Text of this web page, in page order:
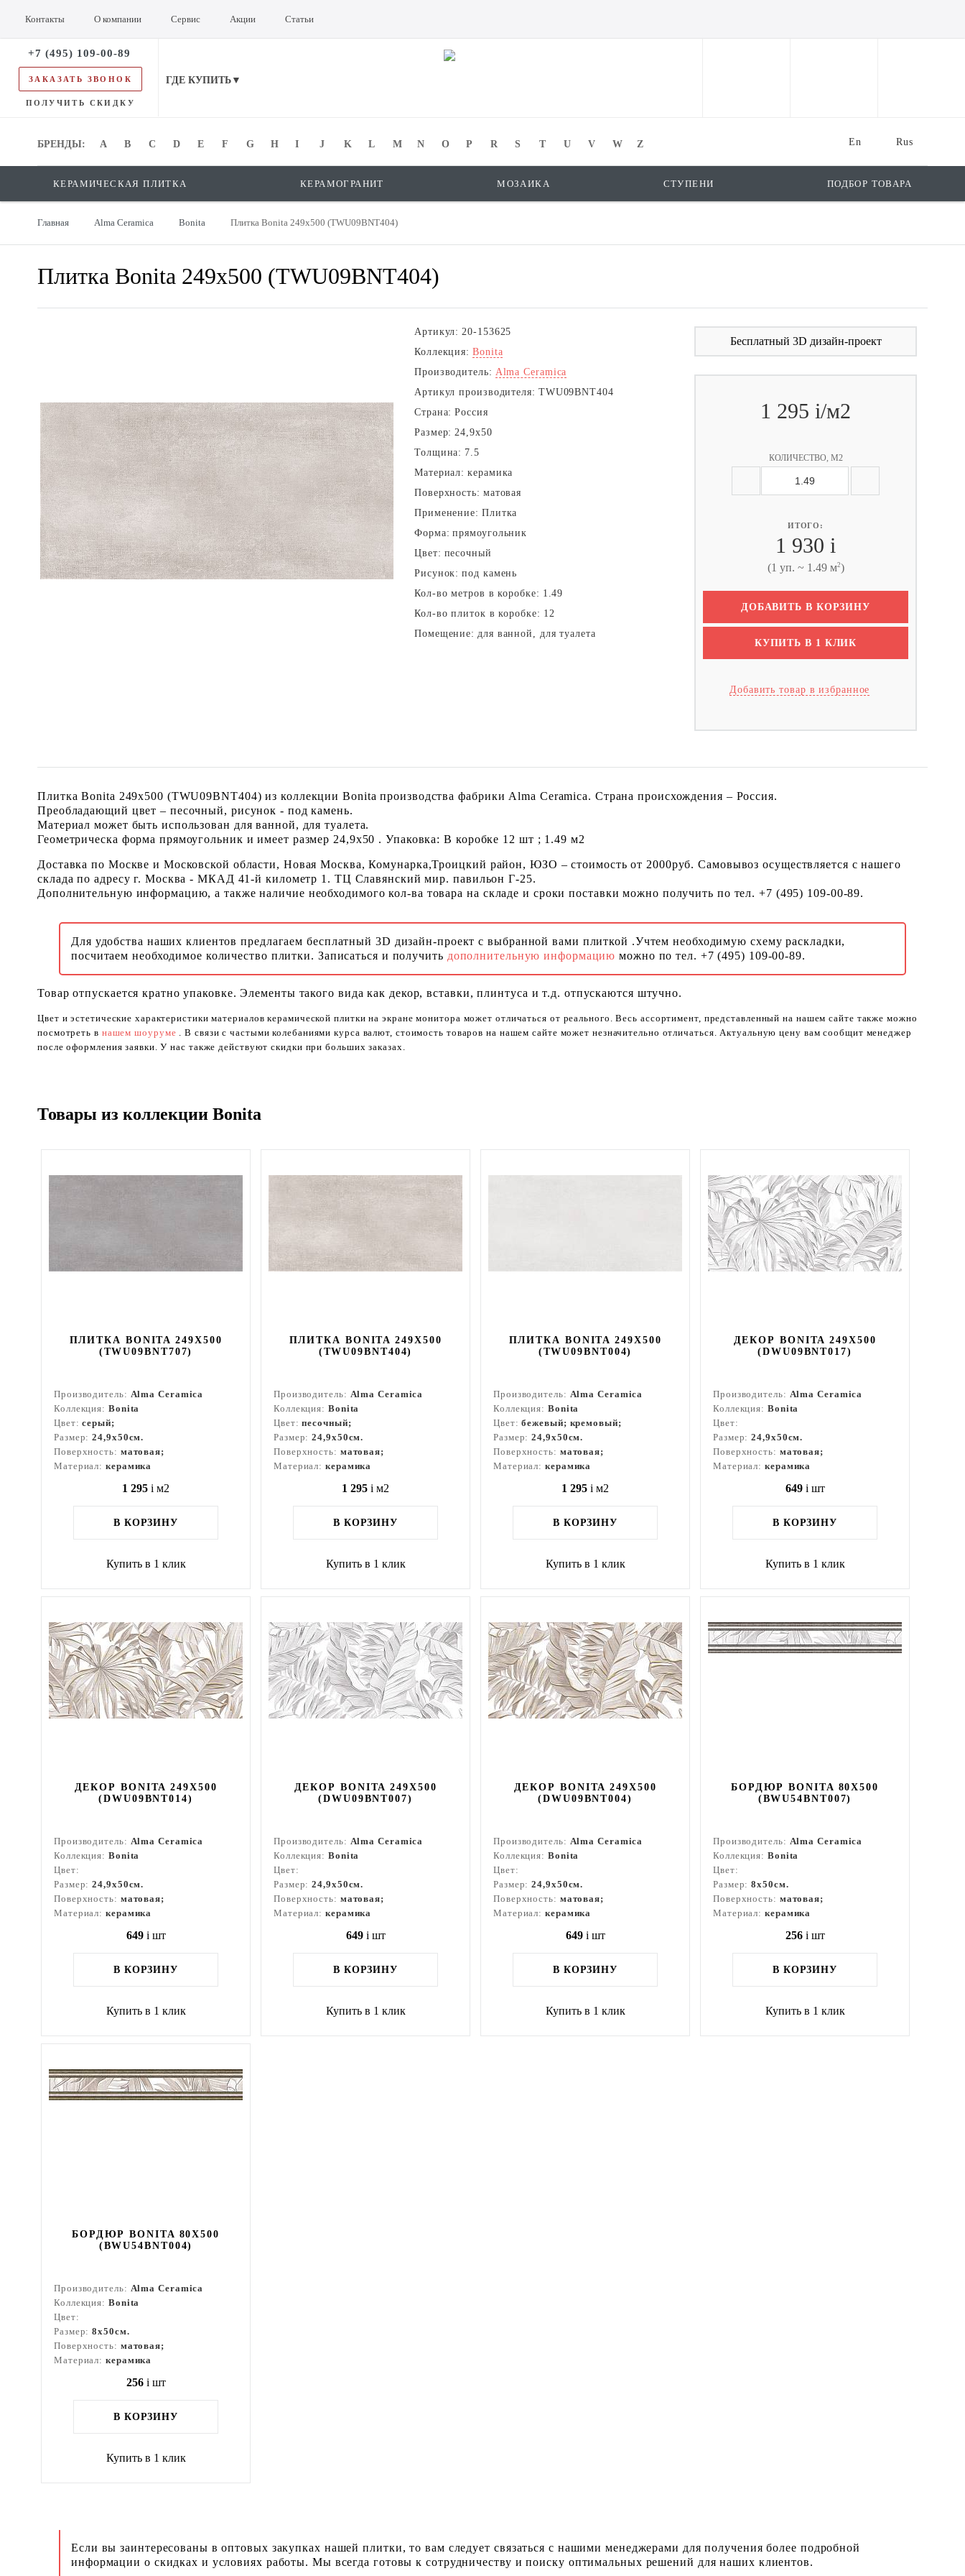
Контакты О компании Сервис Акции Статьи
+7 (495) 109-00-89
ЗАКАЗАТЬ ЗВОНОК
ПОЛУЧИТЬ СКИДКУ
ГДЕ КУПИТЬ▼
Rus
En
БРЕНДЫ: A B C D E F G H I J K L M N O P R S T U V W Z
БРЕНДЫ:
КЕРАМИЧЕСКАЯ ПЛИТКА КЕРАМОГРАНИТ МОЗАИКА СТУПЕНИ ПОДБОР ТОВАРА
Главная Alma Ceramica Bonita Плитка Bonita 249x500 (TWU09BNT404)
Плитка Bonita 249x500 (TWU09BNT404)
Артикул: 20-153625
Коллекция: Bonita
Производитель: Alma Ceramica
Артикул производителя: TWU09BNT404
Страна: Россия
Размер: 24,9x50
Толщина: 7.5
Материал: керамика
Поверхность: матовая
Применение: Плитка
Форма: прямоугольник
Цвет: песочный
Рисунок: под камень
Кол-во метров в коробке: 1.49
Кол-во плиток в коробке: 12
Помещение: для ванной, для туалета
Бесплатный 3D дизайн-проект
1 295 i/м2
КОЛИЧЕСТВО, М2
ИТОГО:
1 930 i
(1 уп. ~ 1.49 м2)
ДОБАВИТЬ В КОРЗИНУ
КУПИТЬ В 1 КЛИК
Добавить товар в избранное
Плитка Bonita 249x500 (TWU09BNT404) из коллекции Bonita производства фабрики Alma Ceramica. Страна происхождения – Россия.
Преобладающий цвет – песочный, рисунок - под камень.
Материал может быть использован для ванной, для туалета.
Геометрическа форма прямоугольник и имеет размер 24,9x50 . Упаковка: В коробке 12 шт ; 1.49 м2
Доставка по Москве и Московской области, Новая Москва, Комунарка,Троицкий район, ЮЗО – стоимость от 2000руб. Самовывоз осуществляется с нашего
склада по адресу г. Москва - МКАД 41-й километр 1. ТЦ Славянский мир. павильон Г-25.
Дополнительную информацию, а также наличие необходимого кол-ва товара на складе и сроки поставки можно получить по тел. +7 (495) 109-00-89.
Для удобства наших клиентов предлагаем бесплатный 3D дизайн-проект с выбранной вами плиткой .Учтем необходимую схему раскладки,
посчитаем необходимое количество плитки. Записаться и получить дополнительную информациюможно по тел. +7 (495) 109-00-89.
Товар отпускается кратно упаковке. Элементы такого вида как декор, вставки, плинтуса и т.д. отпускаются штучно.
Цвет и эстетические характеристики материалов керамической плитки на экране монитора может отличаться от реального. Весь ассортимент, представленный на нашем сайте также можно
посмотреть в нашем шоуруме . В связи с частыми колебаниями курса валют, стоимость товаров на нашем сайте может незначительно отличаться. Актуальную цену вам сообщит менеджер
после оформления заявки. У нас также действуют скидки при больших заказах.
Товары из коллекции Bonita
ПЛИТКА BONITA 249X500
(TWU09BNT707)
Производитель: Alma Ceramica
Коллекция: Bonita
Цвет:серый;
Размер:24,9x50см.
Поверхность: матовая;
Материал: керамика
1 295 i м2
В КОРЗИНУ
Купить в 1 клик
ПЛИТКА BONITA 249X500
(TWU09BNT404)
Производитель: Alma Ceramica
Коллекция: Bonita
Цвет:песочный;
Размер:24,9x50см.
Поверхность: матовая;
Материал: керамика
1 295 i м2
В КОРЗИНУ
Купить в 1 клик
ПЛИТКА BONITA 249X500
(TWU09BNT004)
Производитель: Alma Ceramica
Коллекция: Bonita
Цвет:бежевый; кремовый;
Размер:24,9x50см.
Поверхность: матовая;
Материал: керамика
1 295 i м2
В КОРЗИНУ
Купить в 1 клик
ДЕКОР BONITA 249X500
(DWU09BNT017)
Производитель: Alma Ceramica
Коллекция: Bonita
Цвет:
Размер:24,9x50см.
Поверхность: матовая;
Материал: керамика
649 i шт
В КОРЗИНУ
Купить в 1 клик
ДЕКОР BONITA 249X500
(DWU09BNT014)
Производитель: Alma Ceramica
Коллекция: Bonita
Цвет:
Размер:24,9x50см.
Поверхность: матовая;
Материал: керамика
649 i шт
В КОРЗИНУ
Купить в 1 клик
ДЕКОР BONITA 249X500
(DWU09BNT007)
Производитель: Alma Ceramica
Коллекция: Bonita
Цвет:
Размер:24,9x50см.
Поверхность: матовая;
Материал: керамика
649 i шт
В КОРЗИНУ
Купить в 1 клик
ДЕКОР BONITA 249X500
(DWU09BNT004)
Производитель: Alma Ceramica
Коллекция: Bonita
Цвет:
Размер:24,9x50см.
Поверхность: матовая;
Материал: керамика
649 i шт
В КОРЗИНУ
Купить в 1 клик
БОРДЮР BONITA 80X500
(BWU54BNT007)
Производитель: Alma Ceramica
Коллекция: Bonita
Цвет:
Размер:8x50см.
Поверхность: матовая;
Материал: керамика
256 i шт
В КОРЗИНУ
Купить в 1 клик
БОРДЮР BONITA 80X500
(BWU54BNT004)
Производитель: Alma Ceramica
Коллекция: Bonita
Цвет:
Размер:8x50см.
Поверхность: матовая;
Материал: керамика
256 i шт
В КОРЗИНУ
Купить в 1 клик
Если вы заинтересованы в оптовых закупках нашей плитки, то вам следует связаться с нашими менеджерами для получения более подробной
информации о скидках и условиях работы. Мы всегда готовы к сотрудничеству и поиску оптимальных решений для наших клиентов.